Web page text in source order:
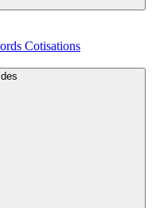
Cotisations